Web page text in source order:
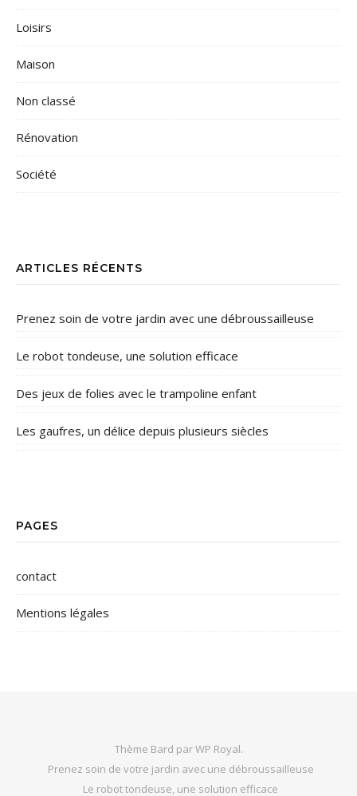
Loisirs
Maison
Non classé
Rénovation
Société
ARTICLES RÉCENTS
Prenez soin de votre jardin avec une débroussailleuse
Le robot tondeuse, une solution efficace
Des jeux de folies avec le trampoline enfant
Les gaufres, un délice depuis plusieurs siècles
PAGES
contact
Mentions légales
Thème Bard parWP Royal.
Prenez soin de votre jardin avec une débroussailleuse
Le robot tondeuse, une solution efficace